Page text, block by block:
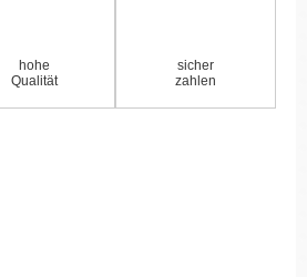
hohe
Qualität
sicher
zahlen